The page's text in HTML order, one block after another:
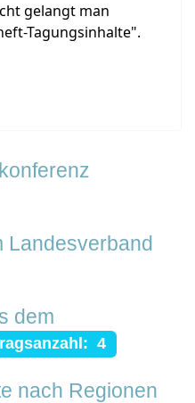
gelangt man
Tagungsinhalte".
Landesverband
dem
4
nach Regionen